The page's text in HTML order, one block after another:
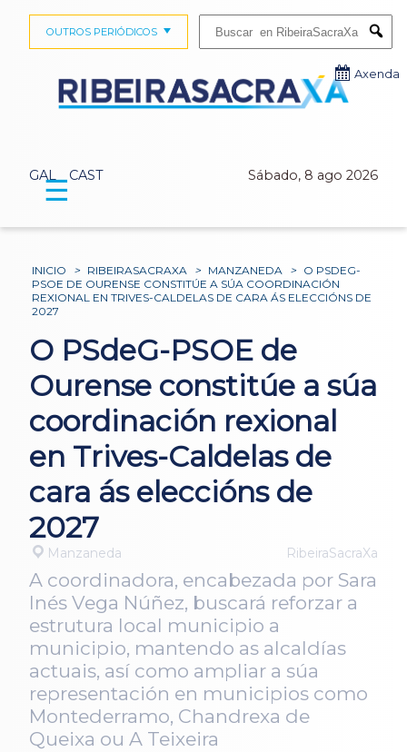
GAL CAST Sábado, 8 ago 2026
OUTROS PERIÓDICOS
Axenda
☰
INICIO > RIBEIRASACRAXA > MANZANEDA > O PSDEG-
PSOE DE OURENSE CONSTITÚE A SÚA COORDINACIÓN
REXIONAL EN TRIVES-CALDELAS DE CARA ÁS ELECCIÓNS DE
2027
O PSdeG-PSOE de
Ourense constitúe a súa
coordinación rexional
en Trives-Caldelas de
cara ás eleccións de
2027
Manzaneda RibeiraSacraXa
A coordinadora, encabezada por Sara
Inés Vega Núñez, buscará reforzar a
estrutura local municipio a
municipio, mantendo as alcaldías
actuais, así como ampliar a súa
representación en municipios como
Montederramo, Chandrexa de
Queixa ou A Teixeira